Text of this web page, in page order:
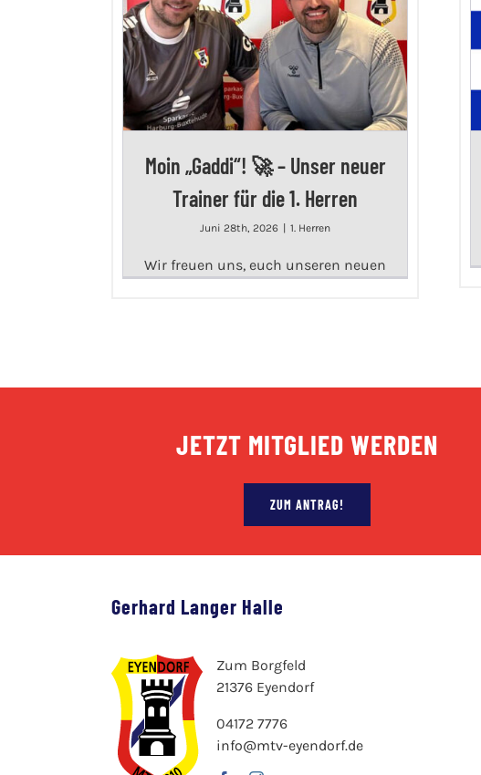
Moin „Gaddi“! 🚀 – Unser neuer
Trainer für die 1. Herren
Juni 28th, 2026 1. Herren
Wir freuen uns, euch unseren neuen
JETZT MITGLIED WERDEN
ZUM ANTRAG!
Gerhard Langer Halle
Zum Borgfeld
21376 Eyendorf
04172 7776
info@mtv-eyendorf.de